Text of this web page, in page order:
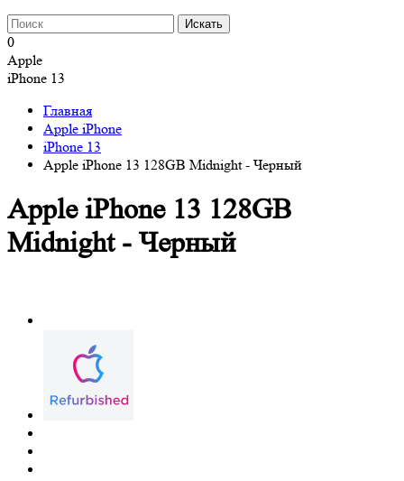
0
Apple
iPhone 13
Главная
Apple iPhone
iPhone 13
Apple iPhone 13 128GB Midnight - Черный
Apple iPhone 13 128GB
Midnight - Черный